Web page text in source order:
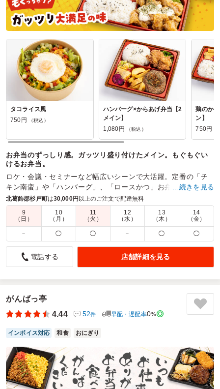
埼玉県北足立郡伊奈町小室2025/06/16
肉割烹 喰心の口コミをもっと見る
タコライス風
750円
（税込）
ハンバーグ×からあげ弁当【2
メイン】
1,080円
（税込）
鶏のか
ン】
750円
お弁当のずっしり感。ガッツリ盛り付けたメイン。もぐもぐい
けるお弁当。
ロケ・会議・セミナーなど幅広いシーンで大活躍。定番の「チ
キン南蛮」や「ハンバーグ」、「ロースかつ」お弁当に人気の
お料理を揃えています。大満足必至の”新ロケ弁”です。
商品数： 締切日時： 1日前13:00 価格帯：
750円～1,180円
配達時間：
5:00～21:00
4.0
味もよく、ボリューム満点なのが男性参加者からとても好評
た…。また注文させていただきます。
ご利用シーン：会議・セミナー
埼玉県さいたま市浦和区高砂
2026/06/30
もぐべんの口コミをもっと見る
…続きを見る
北葛飾郡杉戸町は30,000円以上のご注文で配達無料
9
（日）
10
（月）
11
（火）
12
（水）
13
（木）
14
（金）
－ ◯ ◯ － ◯ ◯
電話する 店舗詳細を見る
がんばっ亭
4.44
52件 早配・遅配率0%
インボイス対応 和食 おにぎり